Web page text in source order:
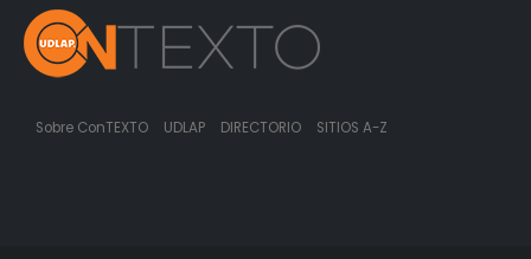
Sobre ConTEXTO UDLAP DIRECTORIO SITIOS A-Z